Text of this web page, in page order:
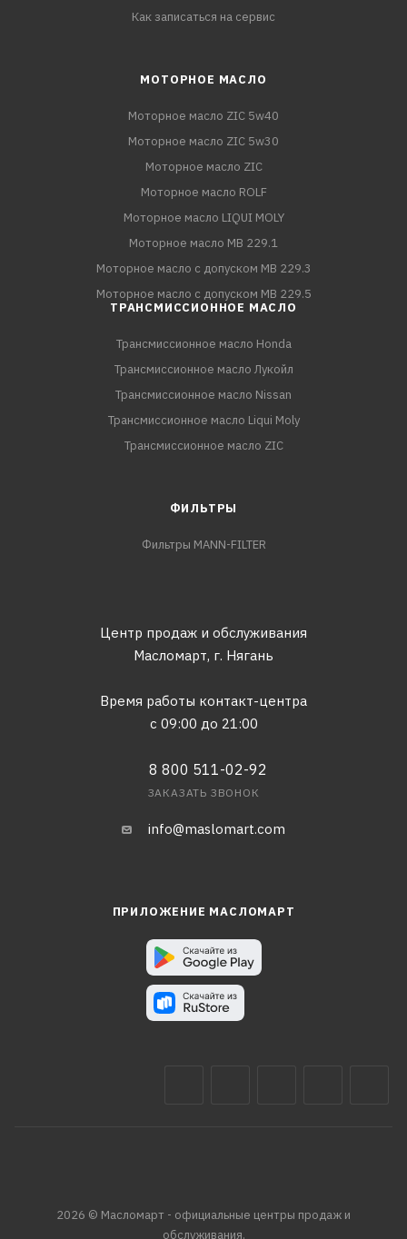
Как записаться на сервис
МОТОРНОЕ МАСЛО
Моторное масло ZIC 5w40
Моторное масло ZIC 5w30
Моторное масло ZIC
Моторное масло ROLF
Моторное масло LIQUI MOLY
Моторное масло MB 229.1
Моторное масло с допуском MB 229.3
Моторное масло с допуском MB 229.5
ТРАНСМИССИОННОЕ МАСЛО
Трансмиссионное масло Honda
Трансмиссионное масло Лукойл
Трансмиссионное масло Nissan
Трансмиссионное масло Liqui Moly
Трансмиссионное масло ZIC
ФИЛЬТРЫ
Фильтры MANN-FILTER
Центр продаж и обслуживания
Масломарт, г. Нягань
Время работы контакт-центра
с 09:00 до 21:00
8 800 511-02-92
ЗАКАЗАТЬ ЗВОНОК
info@maslomart.com
ПРИЛОЖЕНИЕ МАСЛОМАРТ
2026 © Масломарт - официальные центры продаж и
обслуживания.